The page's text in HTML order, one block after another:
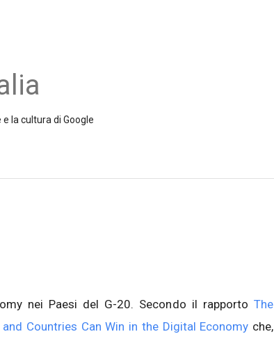
la cultura di Google
nei Paesi del G-20. Secondo il rapporto The
Countries Can Win in the Digital Economy che,